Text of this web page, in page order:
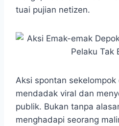
tuai pujian netizen.
Aksi spontan
mendadak viral dan
publik. Bukan tanpa
menghadapi seorang